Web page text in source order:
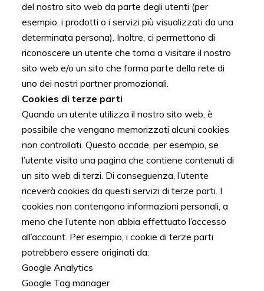
del nostro sito web da parte degli utenti (per
esempio, i prodotti o i servizi più visualizzati da una
determinata persona). Inoltre, ci permettono di
riconoscere un utente che torna a visitare il nostro
sito web e/o un sito che forma parte della rete di
uno dei nostri partner promozionali.
Cookies di terze parti
Quando un utente utilizza il nostro sito web, è
possibile che vengano memorizzati alcuni cookies
non controllati. Questo accade, per esempio, se
l’utente visita una pagina che contiene contenuti di
un sito web di terzi. Di conseguenza, l’utente
riceverà cookies da questi servizi di terze parti. I
cookies non contengono informazioni personali, a
meno che l’utente non abbia effettuato l’accesso
all’account. Per esempio, i cookie di terze parti
potrebbero essere originati da:
Google Analytics
Google Tag manager